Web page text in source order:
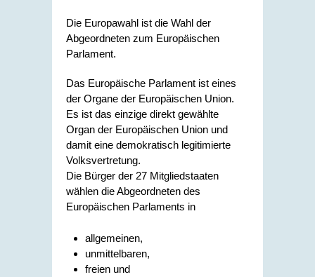
Die Europawahl ist die Wahl der
Abgeordneten zum Europäischen
Parlament.
Das Europäische Parlament ist eines
der Organe der Europäischen Union.
Es ist das einzige direkt gewählte
Organ der Europäischen Union und
damit eine demokratisch legitimierte
Volksvertretung.
Die Bürger der 27 Mitgliedstaaten
wählen die Abgeordneten des
Europäischen Parlaments in
allgemeinen,
unmittelbaren,
freien und